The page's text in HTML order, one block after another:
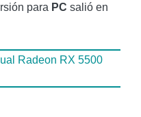
para PC salió en
Radeon RX 5500